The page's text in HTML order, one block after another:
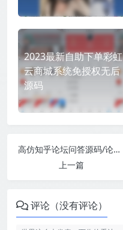
2023最新自助下单彩虹
云商城系统免授权无后
源码
高仿知乎论坛问答源码/论坛讨论源码/Java论坛源码
上一篇
评论（没有评论）